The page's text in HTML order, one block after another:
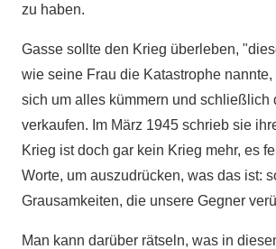
zu haben.
Gasse sollte den Krieg überleben,
wie seine Frau die Katastrophe
sich um alles kümmern und schließlich
verkaufen. Im März 1945 schrieb sie
Krieg ist doch gar kein Krieg mehr, es
Worte, um auszudrücken, was das ist:
Grausamkeiten, die unsere Gegner
Man kann darüber rätseln, was in